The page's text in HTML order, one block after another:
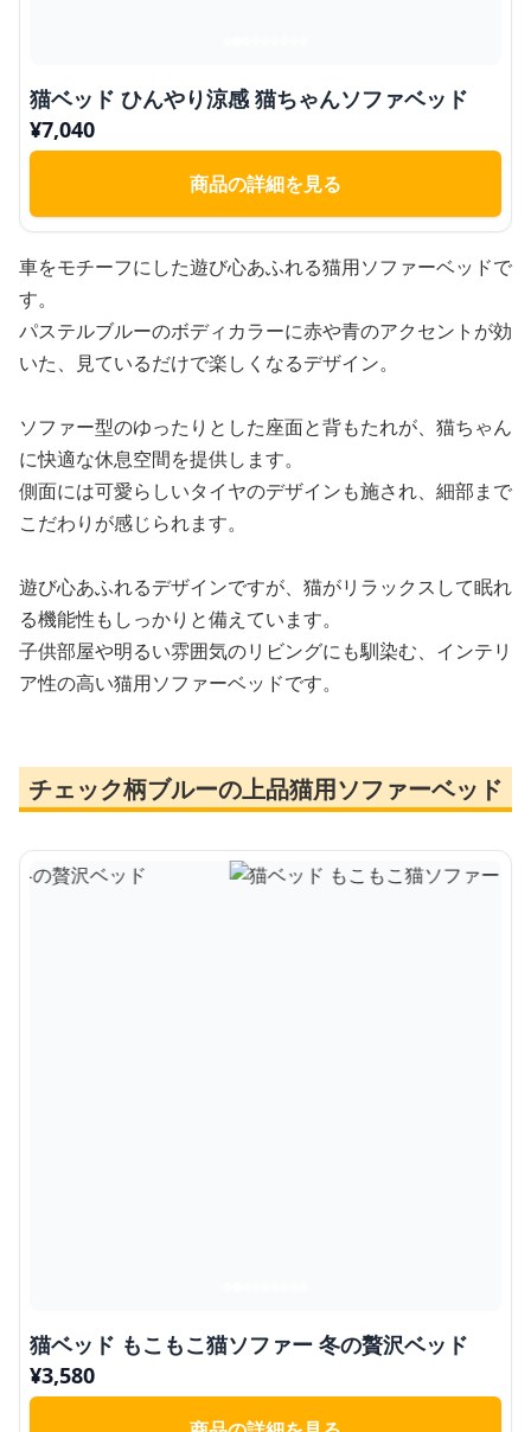
猫ベッド ひんやり涼感 猫ちゃんソファベッド
¥7,040
商品の詳細を見る
車をモチーフにした遊び心あふれる猫用ソファーベッドで
す。
パステルブルーのボディカラーに赤や青のアクセントが効
いた、見ているだけで楽しくなるデザイン。
ソファー型のゆったりとした座面と背もたれが、猫ちゃん
に快適な休息空間を提供します。
側面には可愛らしいタイヤのデザインも施され、細部まで
こだわりが感じられます。
遊び心あふれるデザインですが、猫がリラックスして眠れ
る機能性もしっかりと備えています。
子供部屋や明るい雰囲気のリビングにも馴染む、インテリ
ア性の高い猫用ソファーベッドです。
チェック柄ブルーの上品猫用ソファーベッド
猫ベッド もこもこ猫ソファー 冬の贅沢ベッド
¥3,580